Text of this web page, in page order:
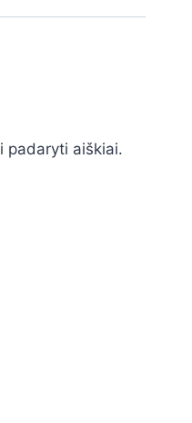
padaryti aiškiai.